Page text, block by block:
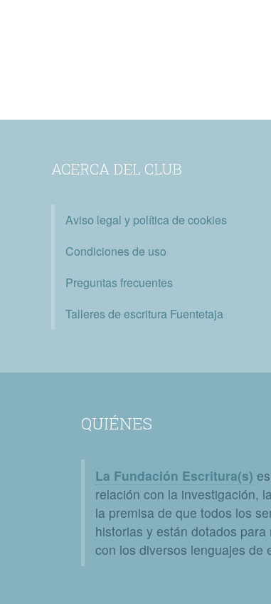
ACERCA DEL CLUB
Aviso legal y política de cookies
Condiciones de uso
Preguntas frecuentes
Talleres de escritura Fuentetaja
QUIÉNES
La Fundación Escritura(s)
relación con la investigación,
la premisa de que todos los
historias y están dotados
con los diversos lenguajes de